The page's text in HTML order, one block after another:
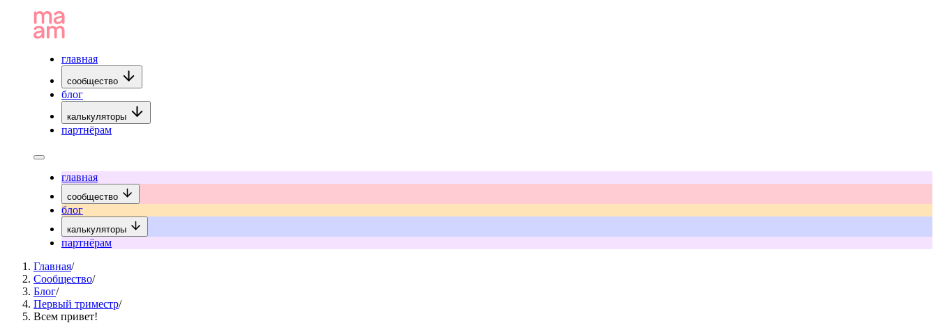
главная
сообщество
блог
калькуляторы
партнёрам
главная
сообщество
блог
калькуляторы
партнёрам
Главная/
Сообщество/
Блог/
Первый триместр/
Всем привет!